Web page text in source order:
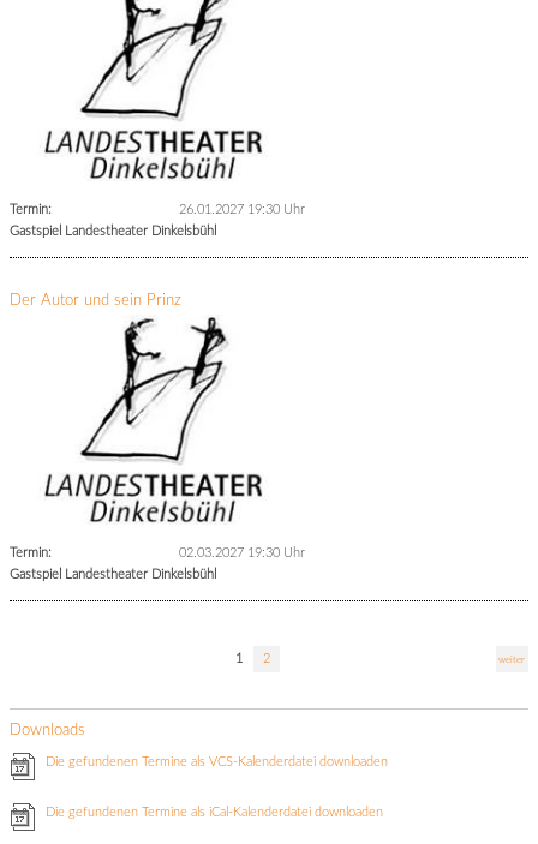
Termin:
26.01.2027 19:30 Uhr
Gastspiel Landestheater Dinkelsbühl
Der Autor und sein Prinz
Termin:
02.03.2027 19:30 Uhr
Gastspiel Landestheater Dinkelsbühl
1 2 weiter
Downloads
Die gefundenen Termine als VCS-Kalenderdatei downloaden
Die gefundenen Termine als iCal-Kalenderdatei downloaden